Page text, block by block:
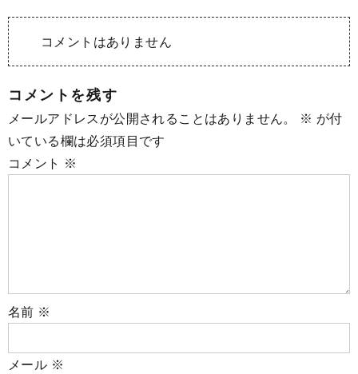
コメントはありません
コメントを残す
メールアドレスが公開されることはありません。 ※ が付
いている欄は必須項目です
コメント ※
名前 ※
メール ※